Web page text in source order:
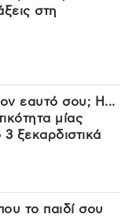
στη
εαυτό σου; Η...
μίας
ξεκαρδιστικά
το παιδί σου